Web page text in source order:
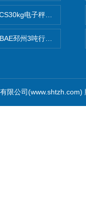
电子秤价格,30公
邳州3吨行车电子吊秤
限公司(www.shtzh.com)